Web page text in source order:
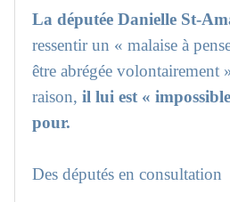
La députée Danielle St-
ressentir un « malaise à
être abrégée volontairement
raison,il lui est «
pour.
Des députés en consultation